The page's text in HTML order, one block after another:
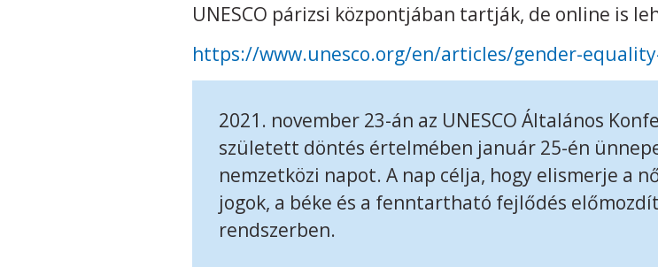
UNESCO párizsi központjában tartják, de online is
https://www.unesco.org/en/articles/gender-
2021. november 23-án az UNESCO Általános
született döntés értelmében január 25-én
nemzetközi napot. A nap célja, hogy elismerje a
jogok, a béke és a fenntartható fejlődés
rendszerben.